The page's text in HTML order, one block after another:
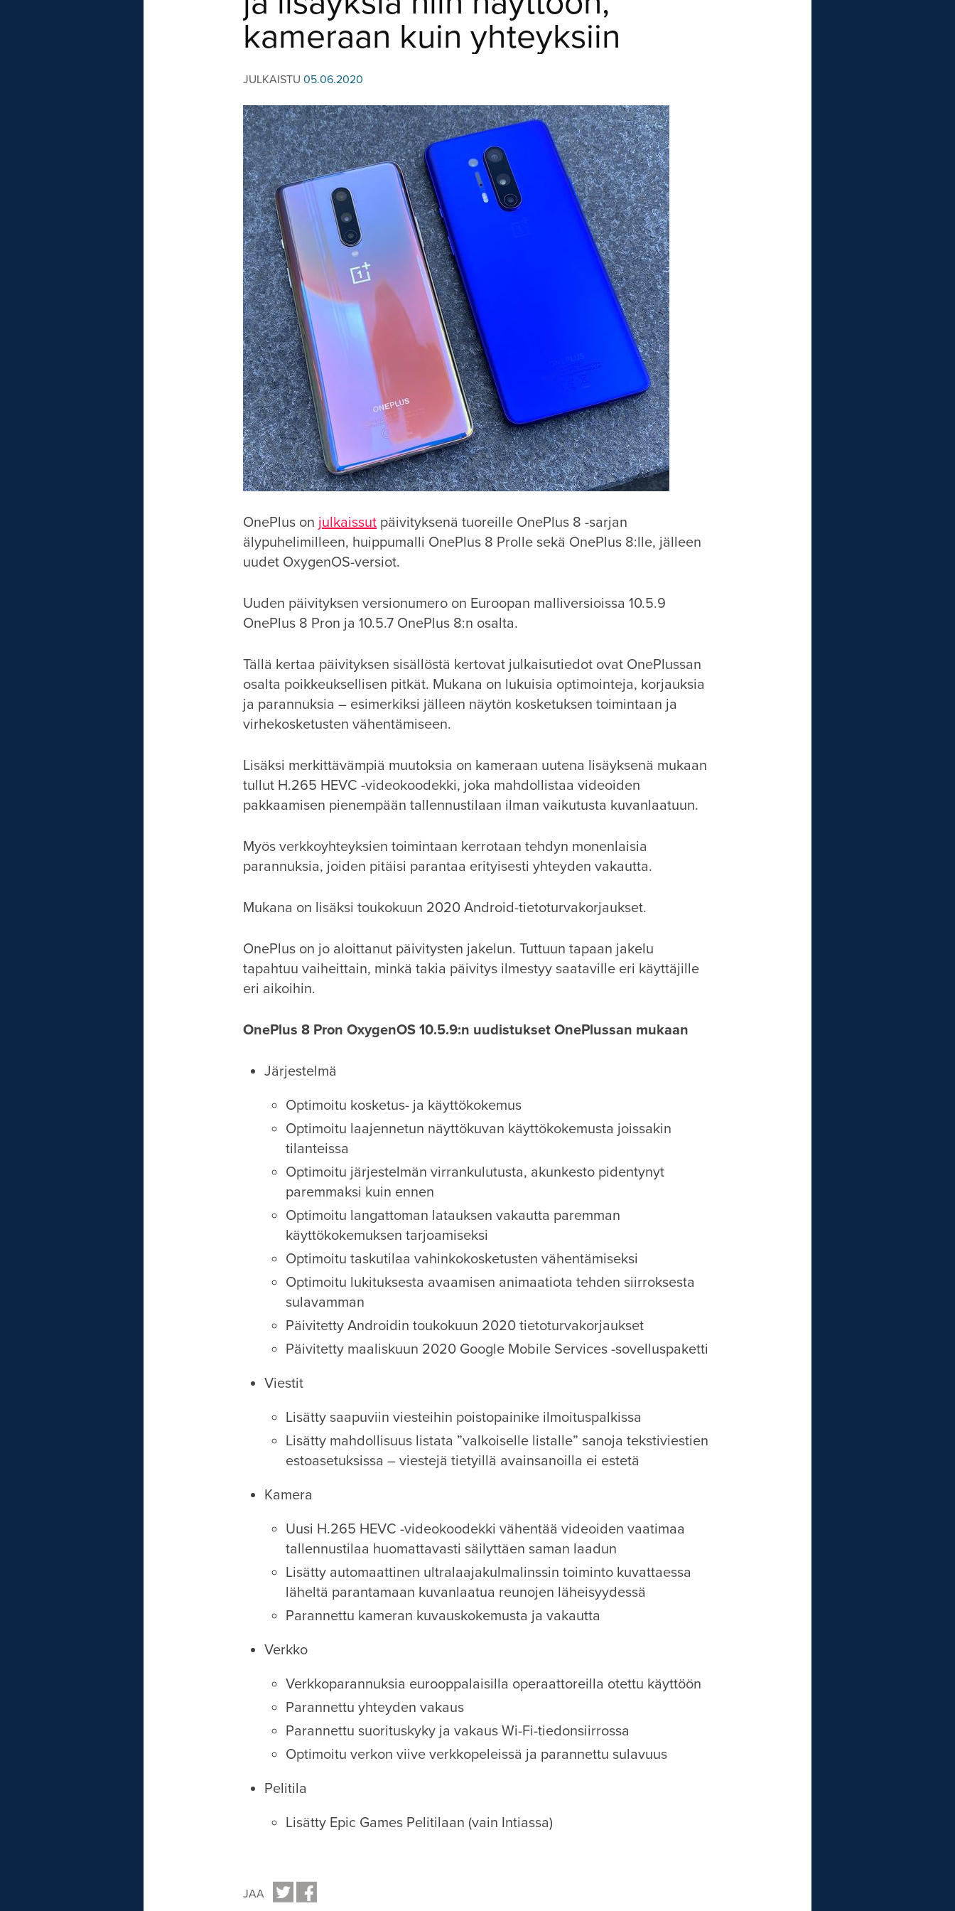
kameraan kuin yhteyksiin
JULKAISTU 05.06.2020
OnePlus on julkaissut päivityksenä tuoreille OnePlus 8 -sarjan
älypuhelimilleen, huippumalli OnePlus 8 Prolle sekä OnePlus 8:lle, jälleen
uudet OxygenOS-versiot.
Uuden päivityksen versionumero on Euroopan malliversioissa 10.5.9
OnePlus 8 Pron ja 10.5.7 OnePlus 8:n osalta.
Tällä kertaa päivityksen sisällöstä kertovat julkaisutiedot ovat OnePlussan
osalta poikkeuksellisen pitkät. Mukana on lukuisia optimointeja, korjauksia
ja parannuksia – esimerkiksi jälleen näytön kosketuksen toimintaan ja
virhekosketusten vähentämiseen.
Lisäksi merkittävämpiä muutoksia on kameraan uutena lisäyksenä mukaan
tullut H.265 HEVC -videokoodekki, joka mahdollistaa videoiden
pakkaamisen pienempään tallennustilaan ilman vaikutusta kuvanlaatuun.
Myös verkkoyhteyksien toimintaan kerrotaan tehdyn monenlaisia
parannuksia, joiden pitäisi parantaa erityisesti yhteyden vakautta.
Mukana on lisäksi toukokuun 2020 Android-tietoturvakorjaukset.
OnePlus on jo aloittanut päivitysten jakelun. Tuttuun tapaan jakelu
tapahtuu vaiheittain, minkä takia päivitys ilmestyy saataville eri käyttäjille
eri aikoihin.
OnePlus 8 Pron OxygenOS 10.5.9:n uudistukset OnePlussan mukaan
Järjestelmä
Optimoitu kosketus- ja käyttökokemus
Optimoitu laajennetun näyttökuvan käyttökokemusta joissakin
tilanteissa
Optimoitu järjestelmän virrankulutusta, akunkesto pidentynyt
paremmaksi kuin ennen
Optimoitu langattoman latauksen vakautta paremman
käyttökokemuksen tarjoamiseksi
Optimoitu taskutilaa vahinkokosketusten vähentämiseksi
Optimoitu lukituksesta avaamisen animaatiota tehden siirroksesta
sulavamman
Päivitetty Androidin toukokuun 2020 tietoturvakorjaukset
Päivitetty maaliskuun 2020 Google Mobile Services -sovelluspaketti
Viestit
Lisätty saapuviin viesteihin poistopainike ilmoituspalkissa
Lisätty mahdollisuus listata ”valkoiselle listalle” sanoja tekstiviestien
estoasetuksissa – viestejä tietyillä avainsanoilla ei estetä
Kamera
Uusi H.265 HEVC -videokoodekki vähentää videoiden vaatimaa
tallennustilaa huomattavasti säilyttäen saman laadun
Lisätty automaattinen ultralaajakulmalinssin toiminto kuvattaessa
läheltä parantamaan kuvanlaatua reunojen läheisyydessä
Parannettu kameran kuvauskokemusta ja vakautta
Verkko
Verkkoparannuksia eurooppalaisilla operaattoreilla otettu käyttöön
Parannettu yhteyden vakaus
Parannettu suorituskyky ja vakaus Wi-Fi-tiedonsiirrossa
Optimoitu verkon viive verkkopeleissä ja parannettu sulavuus
Pelitila
Lisätty Epic Games Pelitilaan (vain Intiassa)
JAA